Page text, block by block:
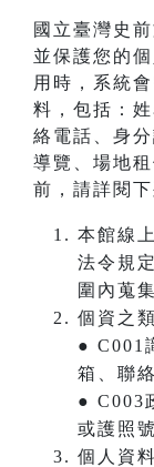
國立臺灣史
並保護您的
用時，系統
料，包括：
絡電話、身
導覽、場地
前，請詳閱
本館線
法令規
圍內蒐
個資之
● C001
箱、聯
● C003
或護照
個人資